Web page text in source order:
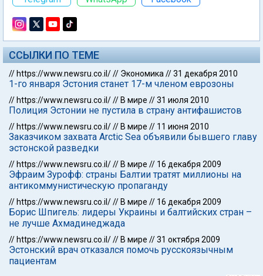
ССЫЛКИ ПО ТЕМЕ
// https://www.newsru.co.il/// Экономика //31 декабря 2010
1-го января Эстония станет 17-м членом еврозоны
// https://www.newsru.co.il/// В мире //31 июля 2010
Полиция Эстонии не пустила в страну антифашистов
// https://www.newsru.co.il/// В мире // 11 июня 2010
Заказчиком захвата Arctic Sea объявили бывшего главу
эстонской разведки
// https://www.newsru.co.il/// В мире // 16 декабря 2009
Эфраим Зурофф: страны Балтии тратят миллионы на
антикоммунистическую пропаганду
// https://www.newsru.co.il/// В мире // 16 декабря 2009
Борис Шпигель: лидеры Украины и балтийских стран –
не лучше Ахмадинеджада
// https://www.newsru.co.il/// В мире //31 октября 2009
Эстонский врач отказался помочь русскоязычным
пациентам